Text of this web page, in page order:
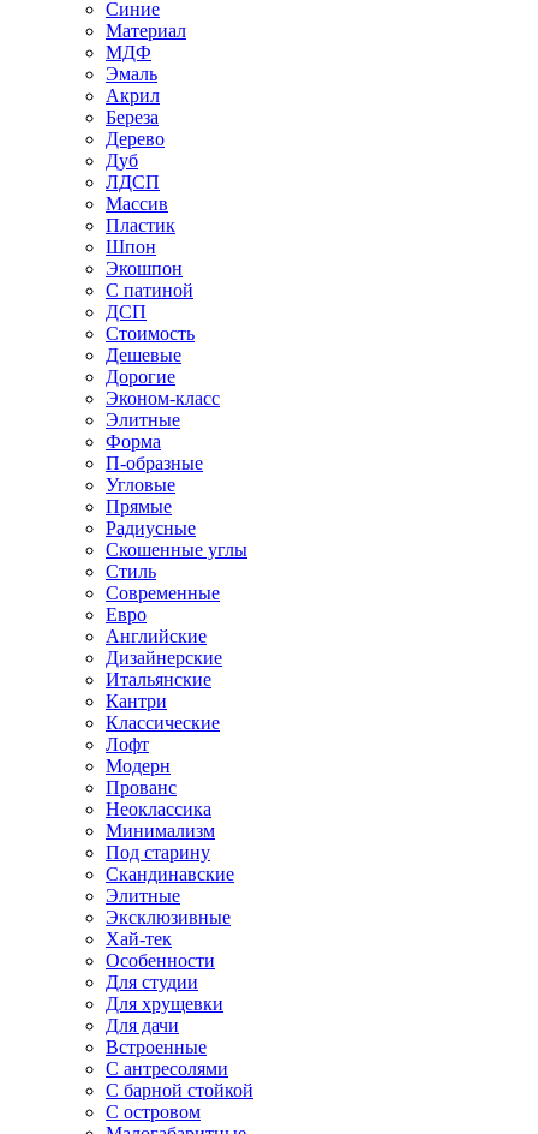
Синие
Материал
МДФ
Эмаль
Акрил
Береза
Дерево
Дуб
ЛДСП
Массив
Пластик
Шпон
Экошпон
С патиной
ДСП
Стоимость
Дешевые
Дорогие
Эконом-класс
Элитные
Форма
П-образные
Угловые
Прямые
Радиусные
Скошенные углы
Стиль
Современные
Евро
Английские
Дизайнерские
Итальянские
Кантри
Классические
Лофт
Модерн
Прованс
Неоклассика
Минимализм
Под старину
Скандинавские
Элитные
Эксклюзивные
Хай-тек
Особенности
Для студии
Для хрущевки
Для дачи
Встроенные
С антресолями
С барной стойкой
С островом